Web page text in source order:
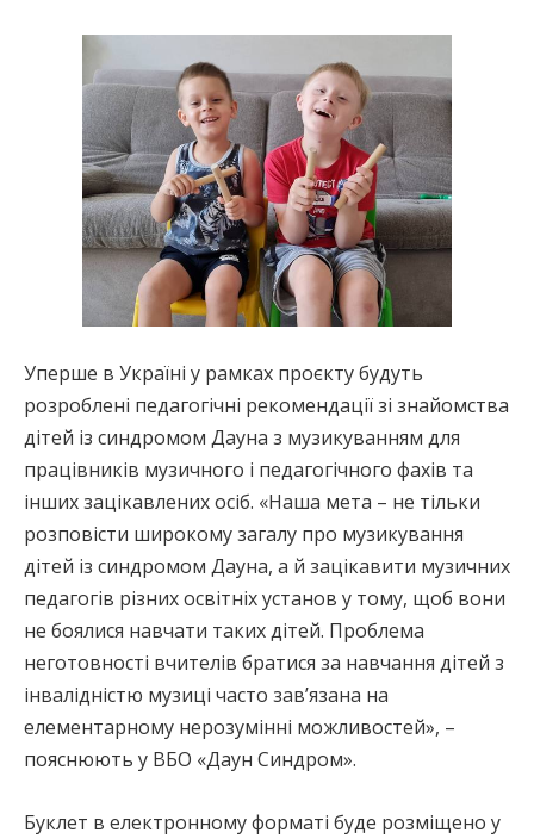
Уперше в Україні у рамках проєкту будуть
розроблені педагогічні рекомендації зі знайомства
дітей із синдромом Дауна з музикуванням для
працівників музичного і педагогічного фахів та
інших зацікавлених осіб. «Наша мета – не тільки
розповісти широкому загалу про музикування
дітей із синдромом Дауна, а й зацікавити музичних
педагогів різних освітніх установ у тому, щоб вони
не боялися навчати таких дітей. Проблема
неготовності вчителів братися за навчання дітей з
інвалідністю музиці часто зав’язана на
елементарному нерозумінні можливостей», –
пояснюють у ВБО «Даун Синдром».
Буклет в електронному форматі буде розміщено у